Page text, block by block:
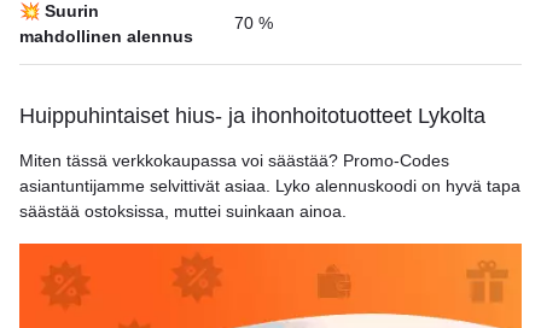
💥 Suurin
mahdollinen alennus
70 %
Huippuhintaiset hius- ja ihonhoitotuotteet Lykolta
Miten tässä verkkokaupassa voi säästää? Promo-Codes
asiantuntijamme selvittivät asiaa. Lyko alennuskoodi on hyvä tapa
säästää ostoksissa, muttei suinkaan ainoa.